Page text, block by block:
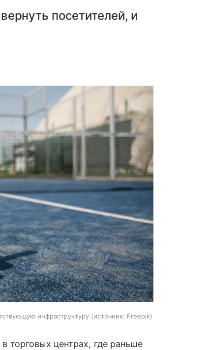
посетителей, и
инфраструктуру источник: Freepik
торговых центрах, где раньше